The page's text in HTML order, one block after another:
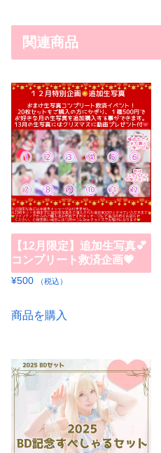
関連商品
【12月限定】追加生写真💕
コンプリート救済企画💗
¥500 （税込）
商品を購入